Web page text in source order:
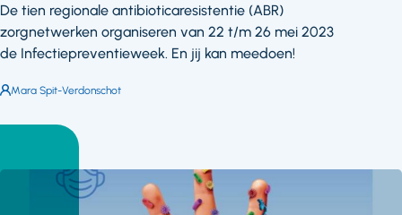
De tien regionale antibioticaresistentie (ABR)
zorgnetwerken organiseren van 22 t/m 26 mei 2023
de Infectiepreventieweek. En jij kan meedoen!
Auteur:
Mara Spit-Verdonschot